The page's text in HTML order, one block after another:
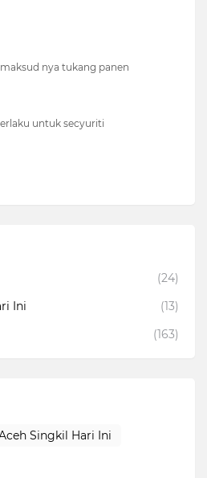
nya tukang panen
untuk secyuriti
(24)
Ini
(13)
(163)
Singkil Hari Ini